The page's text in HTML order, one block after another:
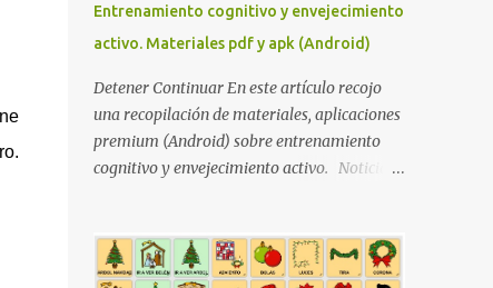
Entrenamiento cognitivo y envejecimiento
activo. Materiales pdf y apk (Android)
Detener Continuar En este artículo recojo
una recopilación de materiales, aplicaciones
premium (Android) sobre entrenamiento
cognitivo y envejecimiento activo. Noticia
NHBNeuroMad, materiales para
profesionales FIAPAM, vive el